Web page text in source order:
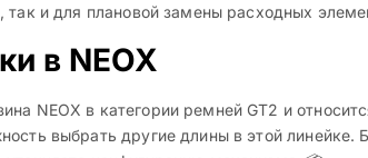
и для плановой замены расходных
в NEOX
NEOX в категории ремней GT2 и
выбрать другие длины в этой